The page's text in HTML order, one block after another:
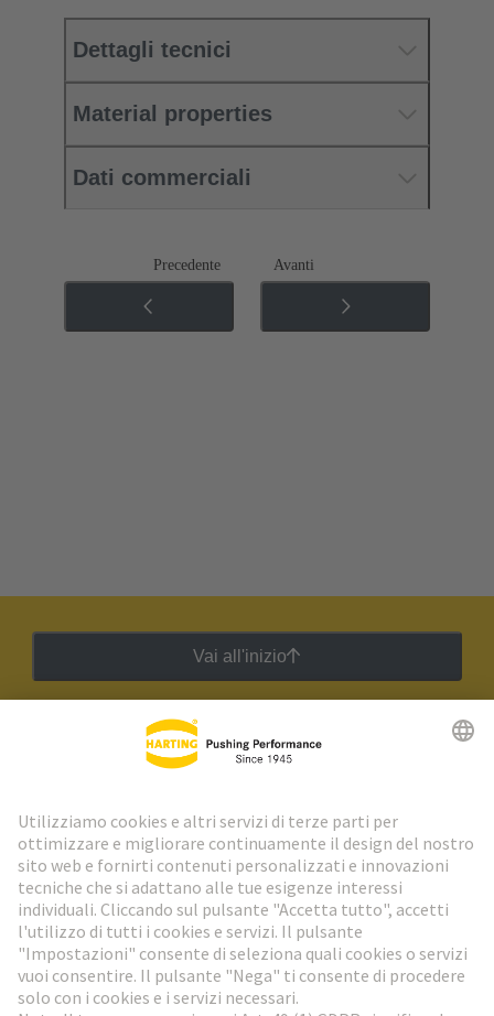
Dettagli tecnici
Material properties
Dati commerciali
Precedente Avanti
Vai all'inizio
Newsletter HARTING
Vai al registrazione
Social Media